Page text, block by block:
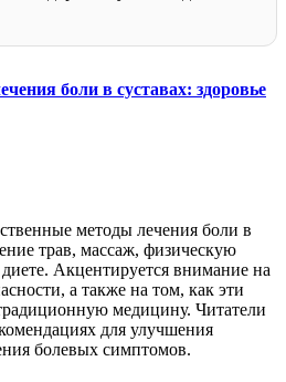
боли в суставах: здоровье
методы лечения боли в
трав, массаж, физическую
Акцентируется внимание на
а также на том, как эти
медицину. Читатели
для улучшения
болевых симптомов.